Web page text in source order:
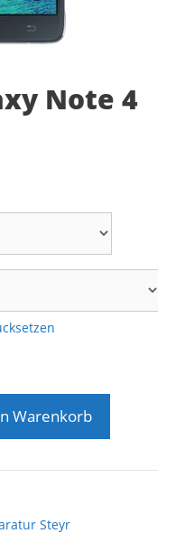
Note 4
Warenkorb
Steyr